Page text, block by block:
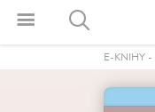
E-KNIHY-